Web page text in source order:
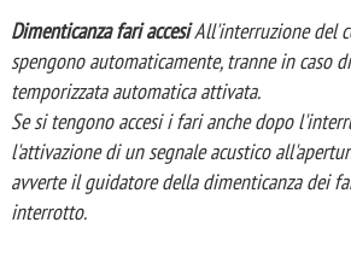
Dimenticanza fari accesiAll'interruzione del
spengono automaticamente, tranne in caso
temporizzata automatica attivata.
Se si tengono accesi i fari anche dopo
l'attivazione di un segnale acustico
avverte il guidatore della dimenticanza dei
interrotto.